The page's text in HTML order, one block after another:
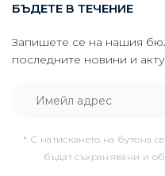
БЪДЕТЕ В ТЕЧЕНИЕ
Запишете се на нашия
последните новини и
* С натискането на бутона
бъдат съхранявани и